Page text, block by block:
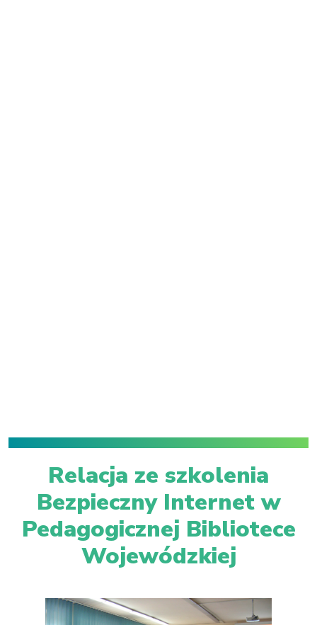
Relacja ze szkolenia
Bezpieczny Internet w
Pedagogicznej Bibliotece
Wojewódzkiej